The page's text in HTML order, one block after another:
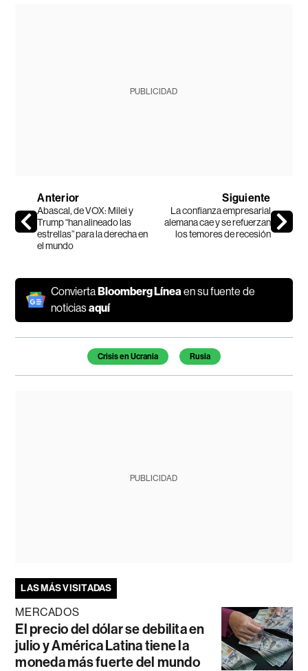
PUBLICIDAD
Anterior
Abascal, de VOX: Milei y
Trump “han alineado las
estrellas” para la derecha en
el mundo
Siguiente
La confianza empresarial
alemana cae y se refuerzan
los temores de recesión
ConviertaBloomberg Línea en su fuente de
noticiasaquí
Temas de este artículo
Crisis en Ucrania Rusia
PUBLICIDAD
LAS MÁS VISITADAS
MERCADOS
El precio del dólar se debilita en
julio y América Latina tiene la
moneda más fuerte del mundo